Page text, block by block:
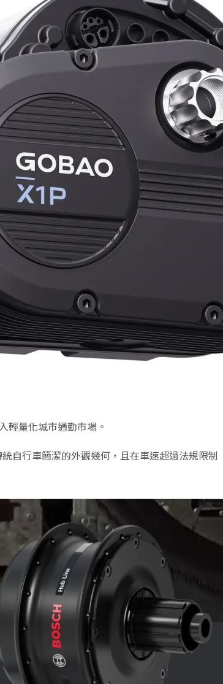
輕量化城市通勤市場。
自行車簡潔的外觀幾何，且在車速超過法規限